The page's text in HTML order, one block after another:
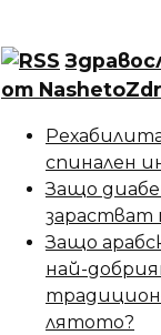
от
спинален
Защо
зарастват
Защо
най-
лятото?